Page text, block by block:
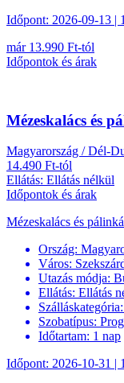
Időpont: 2026-09-13 |
már 13.990 Ft-tól
Időpontok és árak
Mézeskalács és
Magyarország / Dél-
14.490 Ft-tól
Ellátás: Ellátás nélkül
Időpontok és árak
Mézeskalács és
Ország:
Város:
Utazás módja:
Ellátás: Ellátás
Szálláskategória:
Szobatípus:
Időtartam: 1 nap
Időpont: 2026-10-31 |